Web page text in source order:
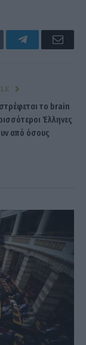
Telegram
το brain
Έλληνες
από όσους